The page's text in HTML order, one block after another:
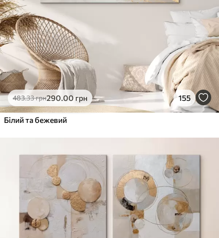
483.33грн290.00 грн 155
Білий та бежевий